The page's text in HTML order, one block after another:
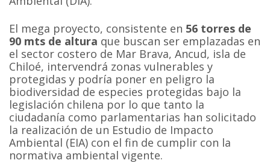
El mega proyecto, consistente en 56 torres de
90 mts de altura que buscan ser emplazadas en
el sector costero de Mar Brava, Ancud, isla de
Chiloé, intervendrá zonas vulnerables y
protegidas y podría poner en peligro la
biodiversidad de especies protegidas bajo la
legislación chilena por lo que tanto la
ciudadanía como parlamentarias han solicitado
la realización de un Estudio de Impacto
Ambiental (EIA) con el fin de cumplir con la
normativa ambiental vigente.